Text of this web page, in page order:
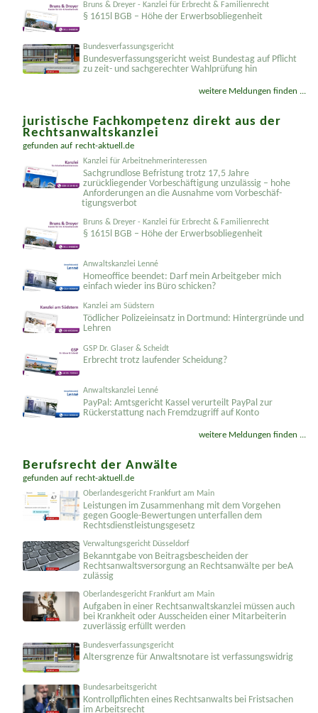
auf deutschem Boden möglich
Bundesverfassungsgericht
zu zeit- und sachgerechter Wahlprüfung hin
juristische Fachkompetenz direkt aus der
Rechtsanwaltskanzlei
gefunden aufrecht-aktuell.de
Kanzlei für Arbeitnehmerinteressen
Sachgrundlose Befristung trotz 17,5 Jahre
zurückliegender Vorbeschäftigung unzulässig – hohe
tigungsverbot
Anwaltskanzlei Lenné
einfach wieder ins Büro schicken?
Kanzlei am Südstern
Lehren
Anwaltskanzlei Lenné
Rückerstattung nach Fremdzugriff auf Konto
Berufsrecht der Anwälte
gefunden aufrecht-aktuell.de
Oberlandesgericht Frankfurt am Main
Leistungen im Zusammenhang mit dem Vorgehen
Rechtsdienst­leistungsgesetz
Verwaltungsgericht Düsseldorf
Bekanntgabe von Beitragsbescheiden der
Rechtsanwalts­versorgung an Rechtsanwälte per beA
zulässig
Oberlandesgericht Frankfurt am Main
Aufgaben in einer Rechtsanwalts­kanzlei müssen auch
zuverlässig erfüllt werden
Bundesarbeitsgericht